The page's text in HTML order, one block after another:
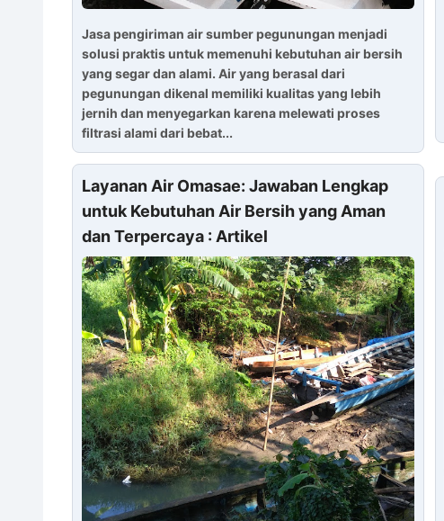
Jasa pengiriman air sumber pegunungan menjadi
solusi praktis untuk memenuhi kebutuhan air bersih
yang segar dan alami. Air yang berasal dari
pegunungan dikenal memiliki kualitas yang lebih
jernih dan menyegarkan karena melewati proses
filtrasi alami dari bebat...
Layanan Air Omasae: Jawaban Lengkap
untuk Kebutuhan Air Bersih yang Aman
dan Terpercaya : Artikel